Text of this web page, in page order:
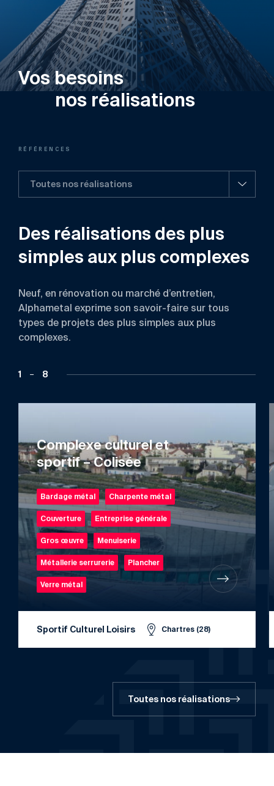
Vos besoins
nos réalisations
RÉFÉRENCES
Toutes nos réalisations
Des réalisations des plus
simples aux plus complexes
Neuf, en rénovation ou marché d’entretien,
Alphametal exprime son savoir-faire sur tous
types de projets des plus simples aux plus
complexes.
1 8
Complexe culturel et
sportif – Colisée
Bardage métal Charpente métal
Couverture Entreprise générale
Gros œuvre Menuiserie
Métallerie serrurerie Plancher
Verre métal
Sportif Culturel Loisirs Chartres (28)
Toutes nos réalisations